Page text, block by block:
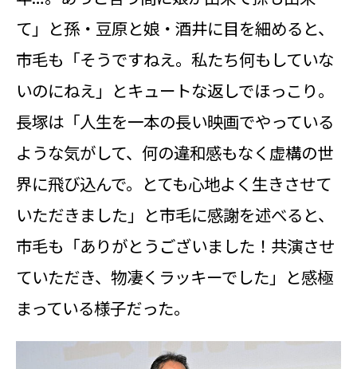
て」と孫・豆原と娘・酒井に目を細めると、
市毛も「そうですねえ。私たち何もしていな
いのにねえ」とキュートな返しでほっこり。
長塚は「人生を一本の長い映画でやっている
ような気がして、何の違和感もなく虚構の世
界に飛び込んで。とても心地よく生きさせて
いただきました」と市毛に感謝を述べると、
市毛も「ありがとうございました！共演させ
ていただき、物凄くラッキーでした」と感極
まっている様子だった。